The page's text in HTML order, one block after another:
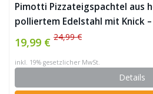
Pimotti Pizzateigspachtel aus
polliertem Edelstahl mit Knick
Teigballenaufnahme,
Teigabstechen
19,99 € 24,99 €
inkl. 19% gesetzlicher MwSt.
Details